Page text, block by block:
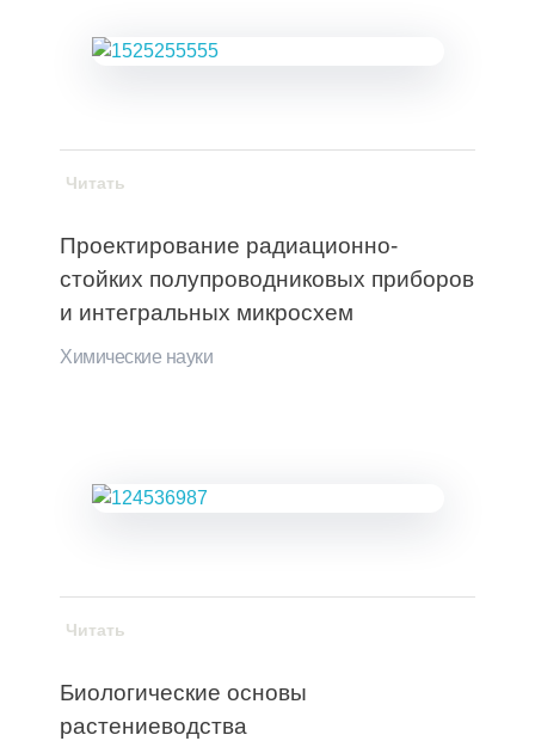
Проектирование радиационно-
стойких полупроводниковых приборов
и интегральных микросхем
Химические науки
Читать
Биологические основы
растениеводства
Читать